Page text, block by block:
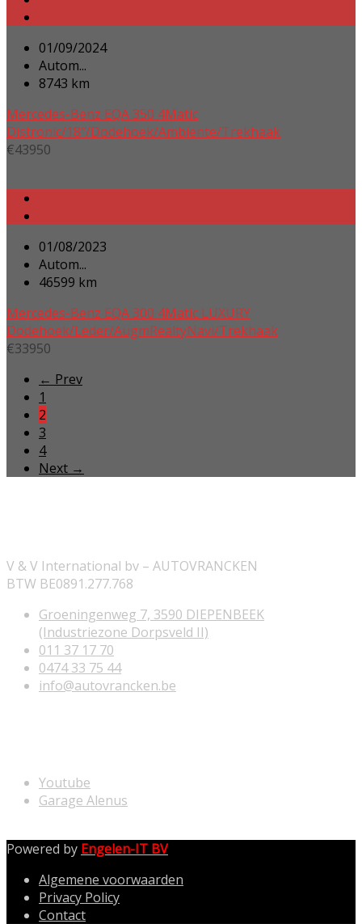
01/09/2024
Autom...
8743 km
Mercedes-Benz EQA 350 4Matic
Distronic/18″/Dodehoek/Ambiente/Trekhaak
€43950
01/08/2023
Autom...
46599 km
Mercedes-Benz EQA 300 4Matic LUXURY
Dodehoek/Leder/AugmRealtyNavi/Trekhaak
€33950
← Prev
1
2
3
4
Next →
V & V International bv – AUTOVRANCKEN
BTW BE0891.277.768
Groeningenweg 7, 3590 DIEPENBEEK
(Industriezone Dorpsveld II)
011 37 17 70
0474 33 75 44
info@autovrancken.be
Youtube
Garage Alenus
Powered by Engelen-IT BV
Algemene voorwaarden
Privacy Policy
Contact